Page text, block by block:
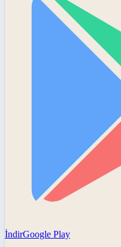
İndirGoogle Play